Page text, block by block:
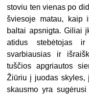
stoviu ten vienas po
šviesoje matau, kaip
baltai apsnigta. Giliai
atidus stebėtojas ir
svarbiausias ir
tuščios apgriautos
Žiūriu į juodas skyles,
skausmo yra